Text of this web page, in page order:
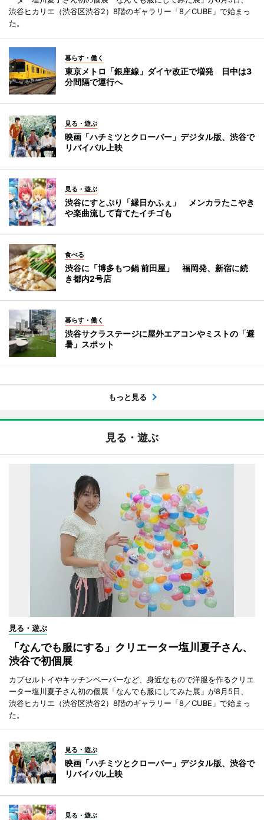
渋谷ヒカリエ（渋谷区渋谷2）8階のギャラリー「8／CUBE」で始まっ
た。
暮らす・働く
東京メトロ「銀座線」ダイヤ改正で増発 日中は3
分間隔で運行へ
見る・遊ぶ
映画「ハチミツとクローバー」デジタル版、渋谷で
リバイバル上映
見る・遊ぶ
渋谷にすとぷり「縁日かふぇ」 メンカラたこやき
や楽曲流して育てたイチゴも
食べる
渋谷に「博多もつ鍋 前田屋」 福岡発、新宿に続
き都内2号店
暮らす・働く
渋谷サクラステージに屋外エアコンやミストの「避
暑」スポット
もっと見る
見る・遊ぶ
見る・遊ぶ
「なんでも服にする」クリエーター塩川夏子さん、
渋谷で初個展
カプセルトイやキッチンペーパーなど、身近なもので洋服を作るクリエ
ーター塩川夏子さん初の個展「なんでも服にしてみた展」が8月5日、
渋谷ヒカリエ（渋谷区渋谷2）8階のギャラリー「8／CUBE」で始まっ
た。
見る・遊ぶ
映画「ハチミツとクローバー」デジタル版、渋谷で
リバイバル上映
見る・遊ぶ